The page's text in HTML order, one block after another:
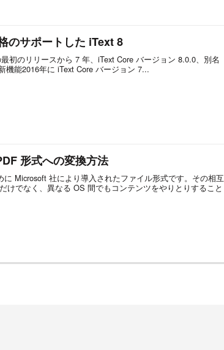
のサポートした iText 8
初のリリースから 7 年、iText Core バージョン 8.0.0、別名
機能2016年に iText Core バージョン 7...
形式への変換方法
Microsoft 社により導入されたファイル形式です。その相互
けでなく、異なる OS 間でもコンテンツをやりとりすること